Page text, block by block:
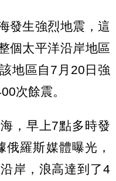
發生強烈地震，這
個太平洋沿岸地區
地區自7月20日強
次餘震。
，早上7點多時發
羅斯媒體曝光，
岸，浪高達到了4